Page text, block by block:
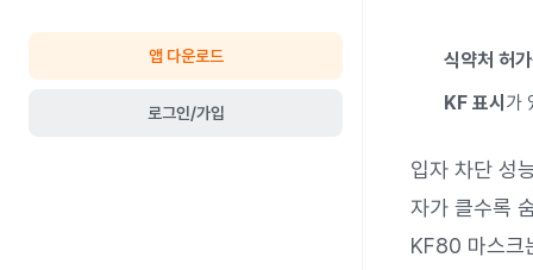
앱 다운로드
로그인/가입
식약처 허가
KF 표시 가
입자 차단 성
자가 클수록
KF80 마스크